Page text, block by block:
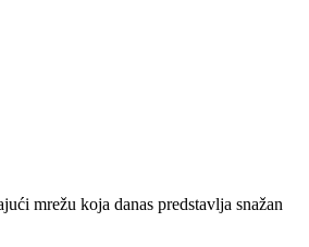
mrežu koja danas predstavlja snažan